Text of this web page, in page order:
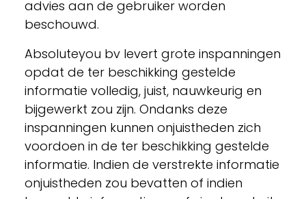
advies aan de gebruiker worden
beschouwd.
Absoluteyou bv levert grote inspanningen
opdat de ter beschikking gestelde
informatie volledig, juist, nauwkeurig en
bijgewerkt zou zijn. Ondanks deze
inspanningen kunnen onjuistheden zich
voordoen in de ter beschikking gestelde
informatie. Indien de verstrekte informatie
onjuistheden zou bevatten of indien